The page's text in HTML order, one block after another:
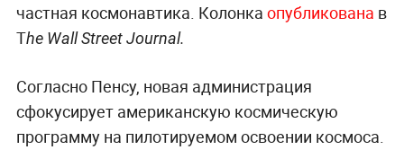
частная космонавтика. Колонка опубликована в
The Wall Street Journal.
Согласно Пенсу, новая администрация
сфокусирует американскую космическую
программу на пилотируемом освоении космоса.